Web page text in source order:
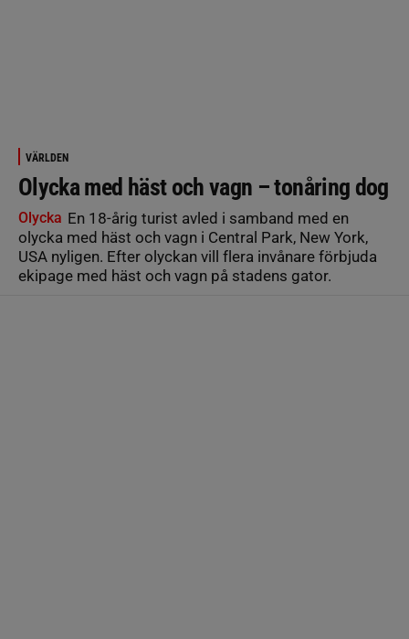
VÄRLDEN
Olycka med häst och vagn – tonåring dog
Olycka En 18-årig turist avled i samband med en
olycka med häst och vagn i Central Park, New York,
USA nyligen. Efter olyckan vill flera invånare förbjuda
ekipage med häst och vagn på stadens gator.